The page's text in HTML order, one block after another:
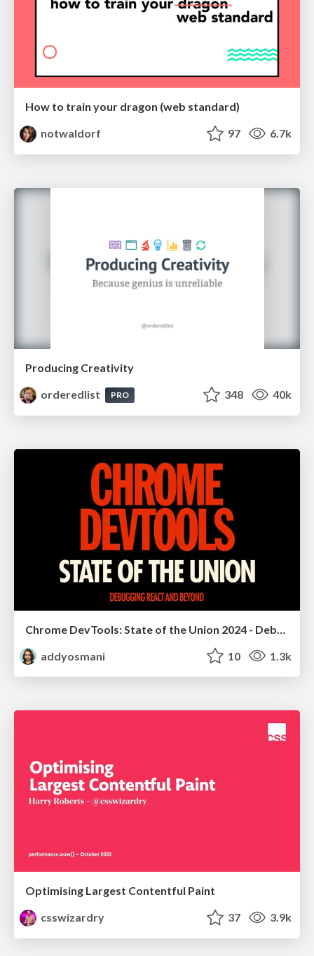
How to train your dragon (web standard)
notwaldorf
97 6.7k
Producing Creativity
orderedlist
PRO 348 40k
addyosmani
10 1.3k
Optimising Largest Contentful Paint
csswizardry
37 3.9k